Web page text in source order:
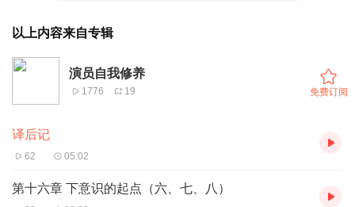
以上内容来自专辑
演员自我修养
1776 19 免费订阅
译后记
62 05:02
第十六章 下意识的起点（六、七、八）